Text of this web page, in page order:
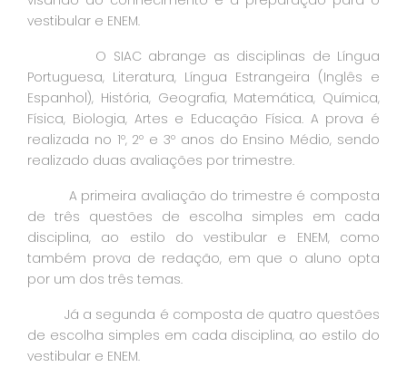
vestibular e ENEM.
O SIAC abrange as disciplinas de Língua
Portuguesa, Literatura, Língua Estrangeira (Inglês e
Espanhol), História, Geografia, Matemática, Química,
Física, Biologia, Artes e Educação Física. A prova é
realizada no 1º, 2º e 3º anos do Ensino Médio, sendo
realizado duas avaliações por trimestre.
A primeira avaliação do trimestre é composta
de três questões de escolha simples em cada
disciplina, ao estilo do vestibular e ENEM, como
também prova de redação, em que o aluno opta
por um dos três temas.
Já a segunda é composta de quatro questões
de escolha simples em cada disciplina, ao estilo do
vestibular e ENEM.